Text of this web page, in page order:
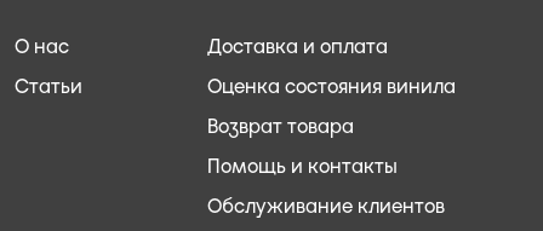
Доставка и оплата
Оценка состояния винила
Возврат товара
Помощь и контакты
Обслуживание клиентов
О нас
Статьи